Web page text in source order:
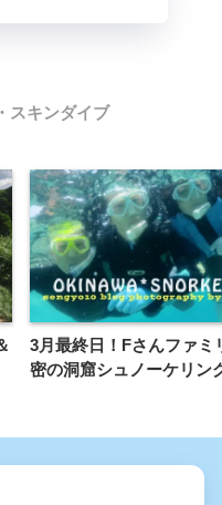
スキンダイブ
3月最終日！Fさんファミ
密の洞窟シュノーケリン